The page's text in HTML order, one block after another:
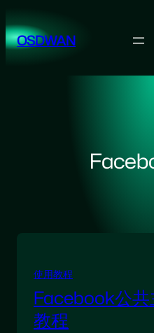
至
内OSDWAN
使用教程
Facebook公
教程